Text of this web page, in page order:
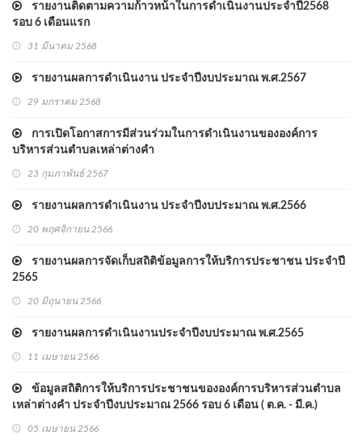
รายงานติดตามความก้าวหน้าในการดำเนินงานประจำปี2568
รอบ 6 เดือนแรก
31 มีนาคม 2568
รายงานผลการดำเนินงาน ประจำปีงบประมาณ พ.ศ.2567
29 มกราคม 2568
การเปิดโอกาสการมีส่วนร่วมในการดำเนินงานขององค์การ
บริหารส่วนตำบลเหล่าต่างคำ
23 กุมภาพันธ์ 2567
รายงานผลการดำเนินงาน ประจำปีงบประมาณ พ.ศ.2566
20 พฤศจิกายน 2566
รายงานผลการจัดเก็บสถิติข้อมูลการให้บริการประชาชน ประจำปี
2565
20 มิถุนายน 2566
รายงานผลการดำเนินงานประจำปีงบประมาณ พ.ศ.2565
11 เมษายน 2566
ข้อมูลสถิติการให้บริการประชาชนขององค์การบริหารส่วนตำบล
เหล่าต่างคำ ประจำปีงบประมาณ 2566 รอบ 6 เดือน ( ต.ค. - มี.ค.)
05 เมษายน 2566